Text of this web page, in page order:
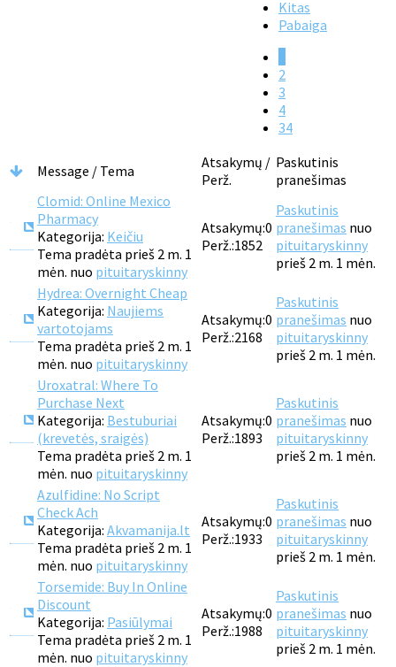
Kitas
Pabaiga
2
3
4
34
Message / Tema
Atsakymų /
Perž.
Paskutinis
pranešimas
Clomid: Online Mexico
Pharmacy
Kategorija: Keičiu
Tema pradėta prieš 2 m. 1
mėn. nuo pituitaryskinny
Atsakymų:0
Perž.:1852
Paskutinis
pranešimas nuo
pituitaryskinny
prieš 2 m. 1 mėn.
Hydrea: Overnight Cheap
Kategorija: Naujiems
vartotojams
Tema pradėta prieš 2 m. 1
mėn. nuo pituitaryskinny
Atsakymų:0
Perž.:2168
Paskutinis
pranešimas nuo
pituitaryskinny
prieš 2 m. 1 mėn.
Uroxatral: Where To
Purchase Next
Kategorija: Bestuburiai
(krevetės, sraigės)
Tema pradėta prieš 2 m. 1
mėn. nuo pituitaryskinny
Atsakymų:0
Perž.:1893
Paskutinis
pranešimas nuo
pituitaryskinny
prieš 2 m. 1 mėn.
Azulfidine: No Script
Check Ach
Kategorija: Akvamanija.lt
Tema pradėta prieš 2 m. 1
mėn. nuo pituitaryskinny
Atsakymų:0
Perž.:1933
Paskutinis
pranešimas nuo
pituitaryskinny
prieš 2 m. 1 mėn.
Torsemide: Buy In Online
Discount
Kategorija: Pasiūlymai
Tema pradėta prieš 2 m. 1
mėn. nuo pituitaryskinny
Atsakymų:0
Perž.:1988
Paskutinis
pranešimas nuo
pituitaryskinny
prieš 2 m. 1 mėn.